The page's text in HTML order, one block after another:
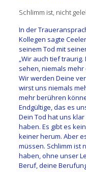
Schlimm ist, nicht
In der
Kollegen sagte
seinem Tod mit
„Wir auch tief
sehen, niemals
Wir werden Deine
wirst uns niemals
mehr berühren
Endgültige, das es
Dein Tod hat uns
haben. Es gibt es
keiner herum. Aber
müssen. Schlimm ist
haben, ohne unser
Beruf, deine